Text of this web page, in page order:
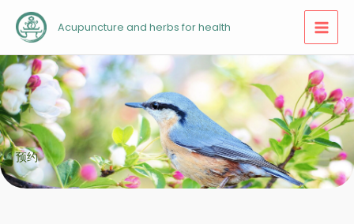
容
Acupuncture and herbs for health
预约